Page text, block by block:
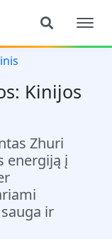
Kinijos
Zhuri
energiją į
ir